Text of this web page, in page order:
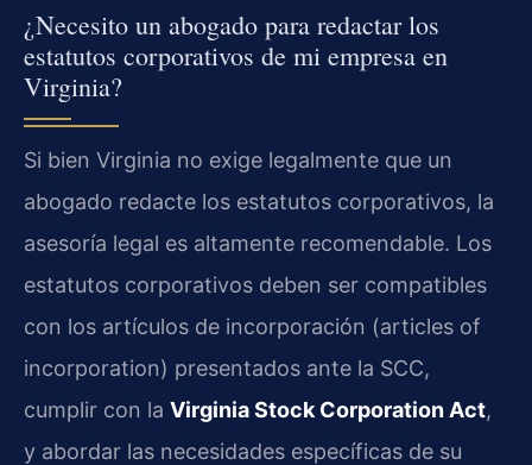
¿Necesito un abogado para redactar los
estatutos corporativos de mi empresa en
Virginia?
Si bien Virginia no exige legalmente que un
abogado redacte los estatutos corporativos, la
asesoría legal es altamente recomendable. Los
estatutos corporativos deben ser compatibles
con los artículos de incorporación (articles of
incorporation) presentados ante la SCC,
cumplir con la Virginia Stock Corporation Act,
y abordar las necesidades específicas de su